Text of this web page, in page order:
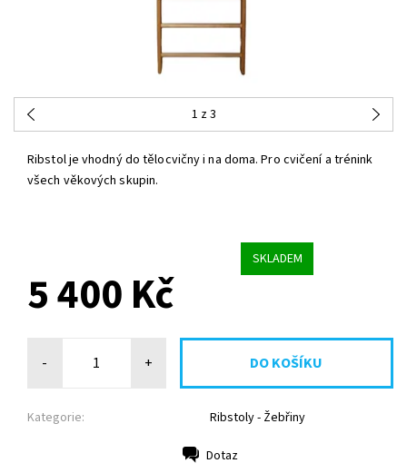
1 z 3
Ribstol je vhodný do tělocvičny i na doma. Pro cvičení a trénink
všech věkových skupin.
SKLADEM
5 400 Kč
- +
Kategorie: Ribstoly - Žebřiny
Dotaz